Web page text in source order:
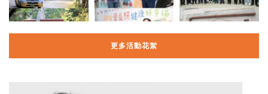
更多活動花絮